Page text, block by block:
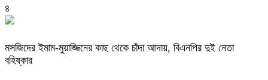
৪
মসজিদের ইমাম-মুয়াজ্জিনের কাছ থেকে চাঁদা আদায়, বিএনপির দুই নেতা
বহিষ্কার